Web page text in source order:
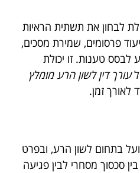
לבחון את תשתית הראיות
פרסומים, שמירת מסכים,
לבסס טענות. זו יכולת
עורך דין לשון הרע מומלץ
לאורך זמן.
בתחום לשון הרע, ובפרט
סכסוך מסחרי לבין פגיעה